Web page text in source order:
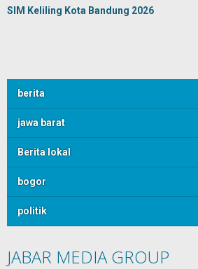
SIM Keliling Kota Bandung 2026
berita
jawa barat
Berita lokal
bogor
politik
JABAR MEDIA GROUP